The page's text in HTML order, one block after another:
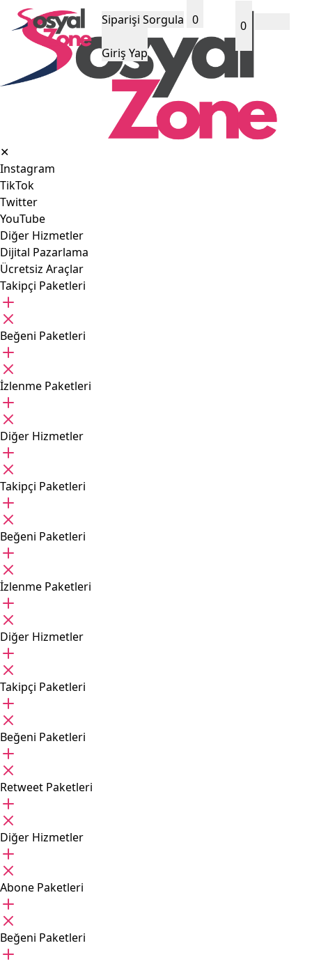
Siparişi Sorgula 0
Giriş Yap
0
✕
Instagram
TikTok
Twitter
YouTube
Diğer Hizmetler
Dijital Pazarlama
Ücretsiz Araçlar
Takipçi Paketleri
Beğeni Paketleri
İzlenme Paketleri
Diğer Hizmetler
Takipçi Paketleri
Beğeni Paketleri
İzlenme Paketleri
Diğer Hizmetler
Takipçi Paketleri
Beğeni Paketleri
Retweet Paketleri
Diğer Hizmetler
Abone Paketleri
Beğeni Paketleri